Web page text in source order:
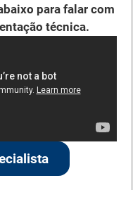
para falar com
técnica.